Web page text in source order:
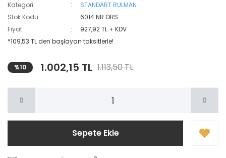
Kategori
STANDART RULMAN
Stok Kodu
6014 NR ORS
Fiyat
927,92 TL + KDV
*109,53 TL den başlayan taksitlerle!
%10 1.002,15 TL 1.113,50 TL
Sepete Ekle